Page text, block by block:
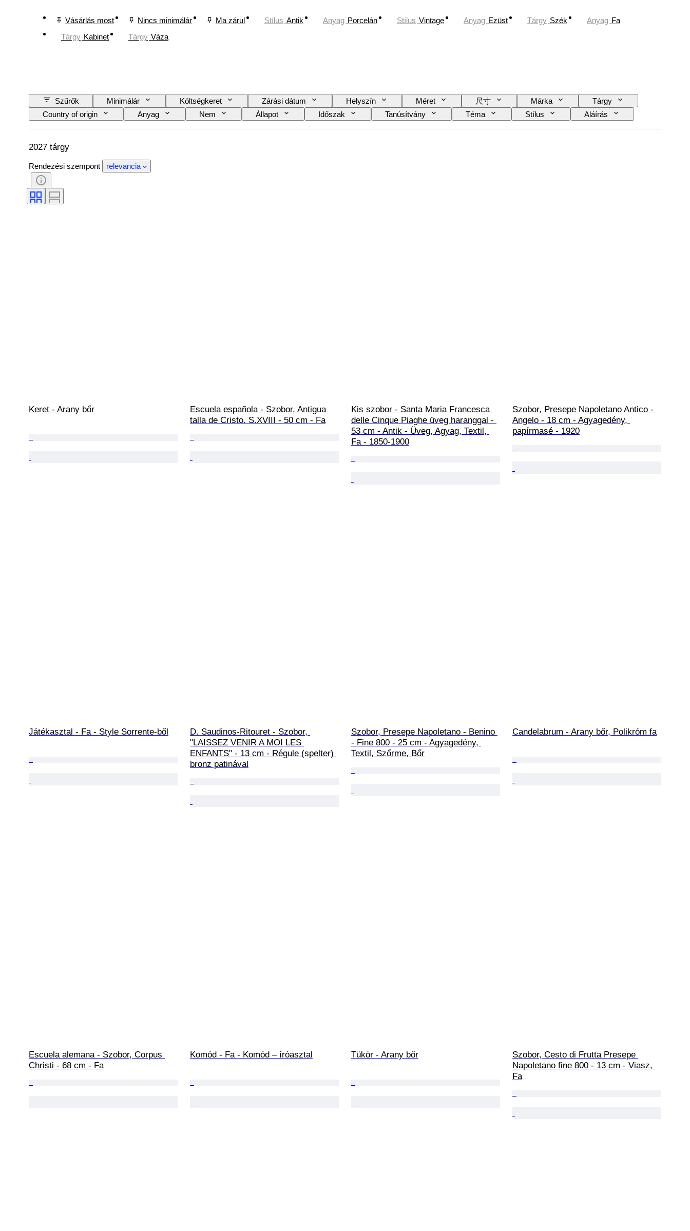
Vásárlás most Nincs minimálár Ma zárul Stílus Antik Anyag Porcelán Stílus Vintage Anyag Ezüst Tárgy Szék Anyag Fa
Tárgy Kabinet Tárgy Váza
Szűrők Minimálár Költségkeret Zárási dátum Helyszín Méret 尺寸 Márka
Tárgy
Country of origin
Anyag Nem Állapot Időszak Tanúsítvány Téma Stílus
Aláírás
Szín
Óraszerkezet Power Reserve Striking Óra típusa Korszak A tok átmérője
Original/ Replica
2027 tárgy
Rendezési szempont relevancia
Keret - Arany bőr
Escuela española - Szobor, Antigua
talla de Cristo. S.XVIII - 50 cm - Fa
Kis szobor - Santa Maria Francesca
delle Cinque Piaghe üveg haranggal -
53 cm - Antik - Üveg, Agyag, Textil,
Fa - 1850-1900
Szobor, Presepe Napoletano Antico -
Angelo - 18 cm - Agyagedény,
papírmasé - 1920
Játékasztal - Fa - Style Sorrente-ből
D. Saudinos-Ritouret - Szobor,
"LAISSEZ VENIR A MOI LES
ENFANTS" - 13 cm - Régule (spelter)
bronz patinával
Szobor, Presepe Napoletano - Benino
- Fine 800 - 25 cm - Agyagedény,
Textil, Szőrme, Bőr
Candelabrum - Arany bőr, Polikróm fa
Escuela alemana - Szobor, Corpus
Christi - 68 cm - Fa
Komód - Fa - Komód – íróasztal Tükör - Arany bőr
Szobor, Cesto di Frutta Presepe
Napoletano fine 800 - 13 cm - Viasz,
Fa